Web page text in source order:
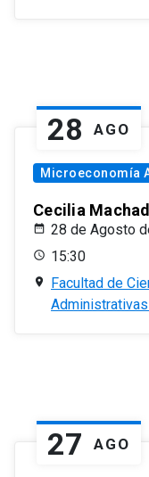
28 AGO
Microeconomía
Cecilia
28 de Agosto
15:30
Facultad de
Administrativas
27 AGO